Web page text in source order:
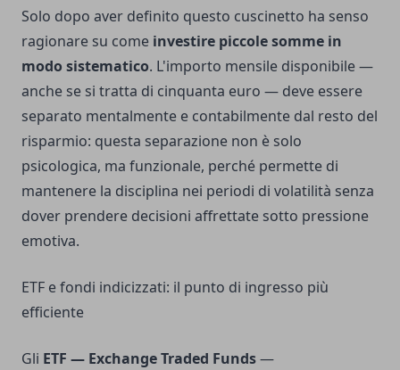
Solo dopo aver definito questo cuscinetto ha senso
ragionare su come investire piccole somme in
modo sistematico. L'importo mensile disponibile —
anche se si tratta di cinquanta euro — deve essere
separato mentalmente e contabilmente dal resto del
risparmio: questa separazione non è solo
psicologica, ma funzionale, perché permette di
mantenere la disciplina nei periodi di volatilità senza
dover prendere decisioni affrettate sotto pressione
emotiva.
ETF e fondi indicizzati: il punto di ingresso più
efficiente
Gli ETF — Exchange Traded Funds—